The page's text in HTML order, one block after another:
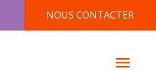
NOUS CONTACTER